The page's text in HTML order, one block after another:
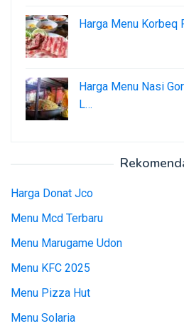
Harga Menu Korbeq
Harga Menu Nasi
L…
Harga Donat Jco
Menu Mcd Terbaru
Menu Marugame Udon
Menu KFC 2025
Menu Pizza Hut
Menu Solaria